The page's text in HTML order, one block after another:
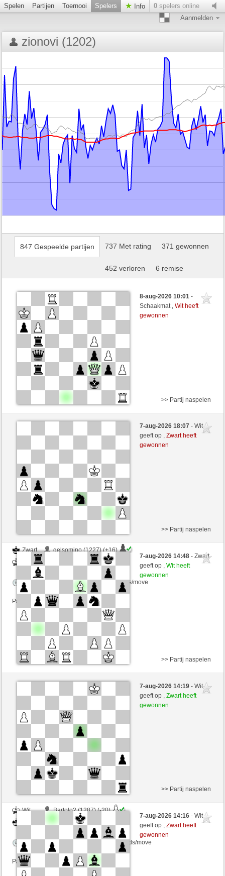
Spelen Partijen Toernooi Spelers Info 0 spelers online
Aanmelden
zionovi (1202)
847 Gespeelde partijen 737 Met rating 371 gewonnen
452 verloren 6 remise
8-aug-2026 10:01-
Schaakmat ,Wit heeft
gewonnen
Wit
ALENIKIN (1292) (+12)
Partij telt mee voor de ranglijst
>> Partij naspelen
7-aug-2026 18:07- Wit
geeft op ,Zwart heeft
gewonnen
Zwart
gelsomino (1227) (+16)
zionovi (1230) (-16)
Speelduur: 5 minutes/side + 21 seconds/move
Partij telt mee voor de ranglijst
>> Partij naspelen
7-aug-2026 14:48- Zwart
geeft op ,Wit heeft
gewonnen
Zwart
Thailand (1192) (-15)
zionovi (1215) (+15)
Speelduur: 20 minutes/side + 5 seconds/move
Partij telt mee voor de ranglijst
>> Partij naspelen
7-aug-2026 14:19- Wit
geeft op ,Zwart heeft
gewonnen
Wit
Bartolo2 (1287) (-20)
zionovi (1189) (+26)
Speelduur: 15 minutes/side + 10 seconds/move
Partij telt mee voor de ranglijst
>> Partij naspelen
7-aug-2026 14:16- Wit
geeft op ,Zwart heeft
gewonnen